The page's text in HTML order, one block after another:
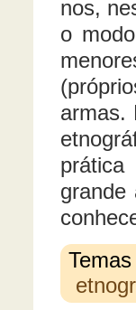
nos,
o
armas.
grande